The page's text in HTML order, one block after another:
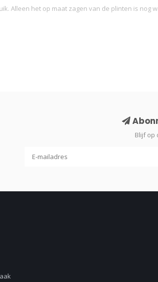
Alleen het op maat zagen van de plinten is nog
zijn plinten in RAL 9010. De benaming
plinten in de kleuren RAL 7016 en 9005 wellicht
Blijf op